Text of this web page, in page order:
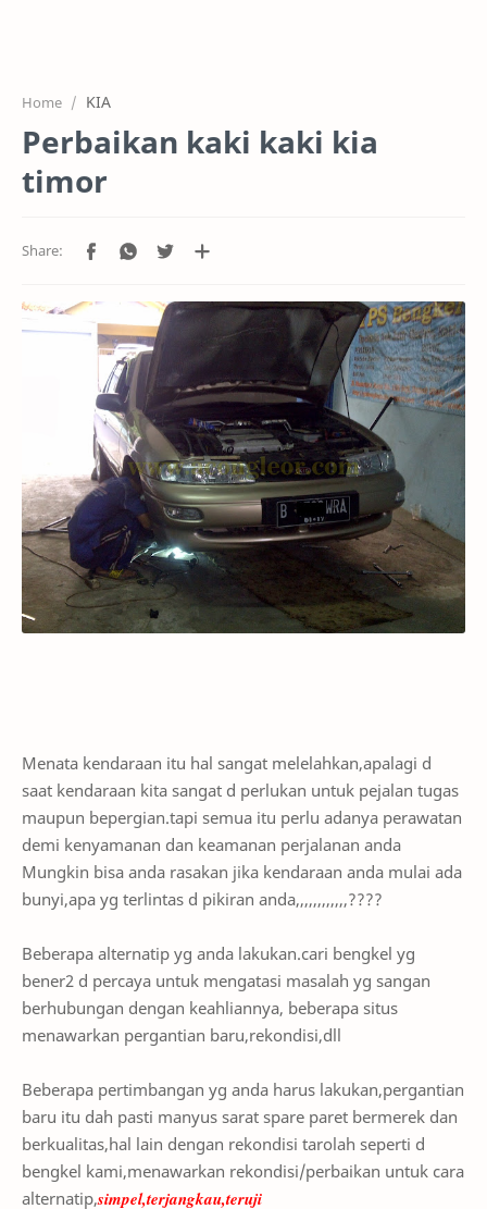
PROJEK
SERVICE
RTL MODE
Home KIA
Perbaikan kaki kaki kia
timor
Menata kendaraan itu hal sangat melelahkan,apalagi d
saat kendaraan kita sangat d perlukan untuk pejalan tugas
maupun bepergian.tapi semua itu perlu adanya perawatan
demi kenyamanan dan keamanan perjalanan anda
Mungkin bisa anda rasakan jika kendaraan anda mulai ada
bunyi,apa yg terlintas d pikiran anda,,,,,,,,,,,,????
Beberapa alternatip yg anda lakukan.cari bengkel yg
bener2 d percaya untuk mengatasi masalah yg sangan
berhubungan dengan keahliannya, beberapa situs
menawarkan pergantian baru,rekondisi,dll
Beberapa pertimbangan yg anda harus lakukan,pergantian
baru itu dah pasti manyus sarat spare paret bermerek dan
berkualitas,hal lain dengan rekondisi tarolah seperti d
bengkel kami,menawarkan rekondisi/perbaikan untuk cara
alternatip,simpel,terjangkau,teruji